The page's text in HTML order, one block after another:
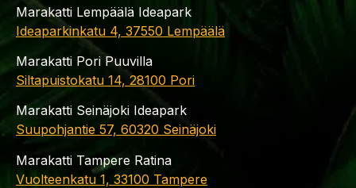
Marakatti Lempäälä Ideapark
Ideaparkinkatu 4, 37550 Lempäälä
Marakatti Pori Puuvilla
Siltapuistokatu 14, 28100 Pori
Marakatti Seinäjoki Ideapark
Suupohjantie 57, 60320 Seinäjoki
Marakatti Tampere Ratina
Vuolteenkatu 1, 33100 Tampere